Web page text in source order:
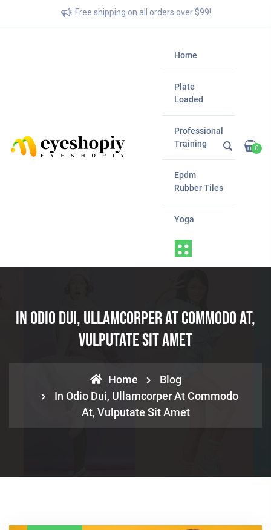
Free shipping on all orders over $99!
Home
Plate
Loaded
Professional
Training
Epdm
Rubber Tiles
Yoga
0
In Odio Dui, Ullamcorper At Commodo At,
Vulputate Sit Amet
Home
Blog
In Odio Dui, Ullamcorper At Commodo
At, Vulputate Sit Amet